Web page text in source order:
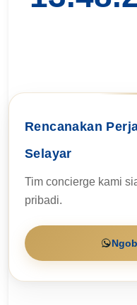
Rencanakan
Selayar
Tim concierge kami
pribadi.